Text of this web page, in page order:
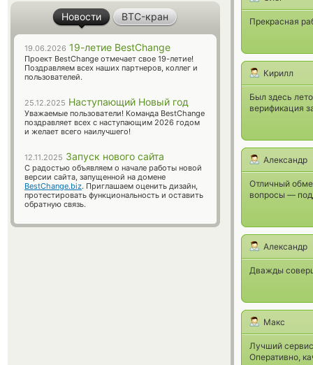
Прекрасная
Кирилл
Был здесь
верификация
Александр
Отличный
вопросы —
Александр
Дважды
Макс
Лучший
Оперативно,
Новости BTC-кран
19.06.2026 19-летие BestChange
Проект BestChange отмечает свое 19-летие!
Поздравляем всех наших партнеров, коллег и
пользователей.
25.12.2025 Наступающий Новый год
Уважаемые пользователи! Команда BestChange
поздравляет всех с наступающим 2026 годом
и желает всего наилучшего!
12.11.2025 Запуск нового сайта
С радостью объявляем о начале работы новой
версии сайта, запущенной на домене
BestChange.biz. Приглашаем оценить дизайн,
протестировать функциональность и оставить
обратную связь.